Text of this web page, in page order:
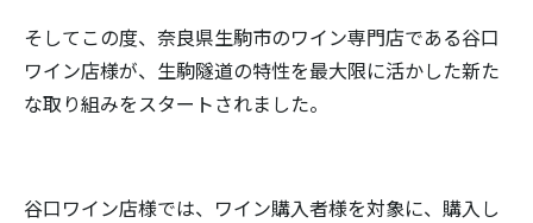
そしてこの度、奈良県生駒市のワイン専門店である谷口
ワイン店様が、生駒隧道の特性を最大限に活かした新た
な取り組みをスタートされました。
谷口ワイン店様では、ワイン購入者様を対象に、購入し